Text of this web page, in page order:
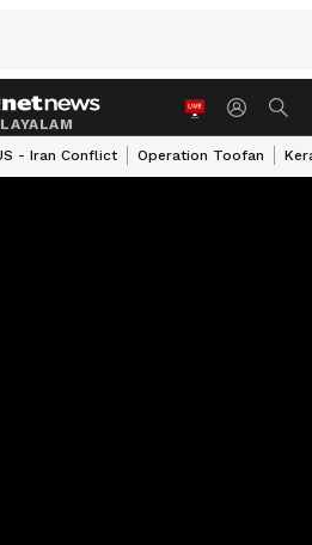
- Iran Conflict Operation Toofan